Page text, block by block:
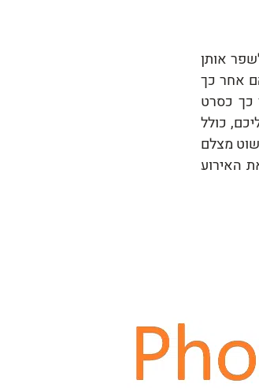
אותן
אחר כך
כך כסרט
כולל
מצלם
האירוע